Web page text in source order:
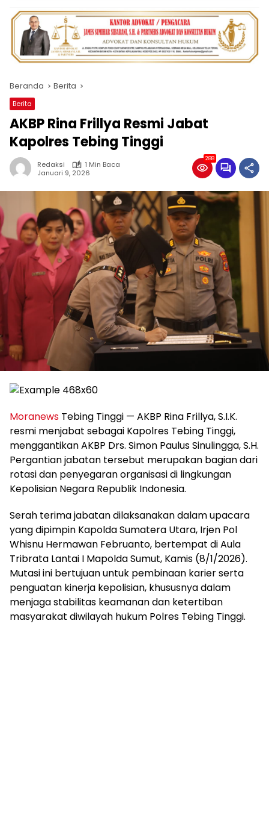
Beranda Berita
Berita
AKBP Rina Frillya Resmi Jabat
Kapolres Tebing Tinggi
Redaksi
1 Min Baca
Januari 9, 2026
288
Moranews Tebing Tinggi — AKBP Rina Frillya, S.I.K.
resmi menjabat sebagai Kapolres Tebing Tinggi,
menggantikan AKBP Drs. Simon Paulus Sinulingga, S.H.
Pergantian jabatan tersebut merupakan bagian dari
rotasi dan penyegaran organisasi di lingkungan
Kepolisian Negara Republik Indonesia.
Serah terima jabatan dilaksanakan dalam upacara
yang dipimpin Kapolda Sumatera Utara, Irjen Pol
Whisnu Hermawan Februanto, bertempat di Aula
Tribrata Lantai I Mapolda Sumut, Kamis (8/1/2026).
Mutasi ini bertujuan untuk pembinaan karier serta
penguatan kinerja kepolisian, khususnya dalam
menjaga stabilitas keamanan dan ketertiban
masyarakat diwilayah hukum Polres Tebing Tinggi.